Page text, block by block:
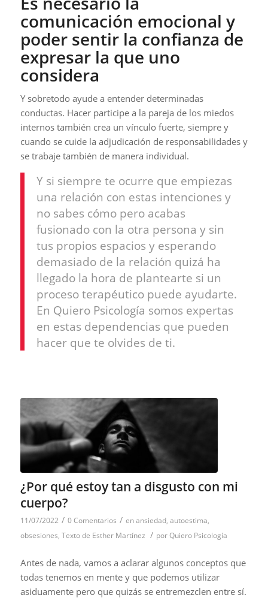
comunicación emocional y
poder sentir la confianza de
expresar la que uno
considera
Y sobretodo ayude a entender determinadas
conductas. Hacer participe a la pareja de los miedos
internos también crea un vínculo fuerte, siempre y
cuando se cuide la adjudicación de responsabilidades y
se trabaje también de manera individual.
Y si siempre te ocurre que empiezas
una relación con estas intenciones y
no sabes cómo pero acabas
fusionado con la otra persona y sin
tus propios espacios y esperando
demasiado de la relación quizá ha
llegado la hora de plantearte si un
proceso terapéutico puede ayudarte.
En Quiero Psicología somos expertas
en estas dependencias que pueden
hacer que te olvides de ti.
¿Por qué estoy tan a disgusto con mi
cuerpo?
11/07/2022 / 0 Comentarios / enansiedad, autoestima,
obsesiones, Texto de Esther Martínez / porQuiero Psicología
Antes de nada, vamos a aclarar algunos conceptos que
todas tenemos en mente y que podemos utilizar
asiduamente pero que quizás se entremezclen entre sí.